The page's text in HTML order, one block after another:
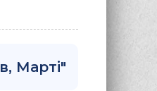
Марті"